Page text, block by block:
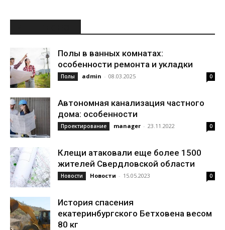
Полы в ванных комнатах:
особенности ремонта и укладки
Полы admin - 08.03.2025 0
Автономная канализация частного
дома: особенности
Проектирование manager - 23.11.2022 0
Клещи атаковали еще более 1500
жителей Свердловской области
Новости Новости - 15.05.2023 0
История спасения
екатеринбургского Бетховена весом
80 кг